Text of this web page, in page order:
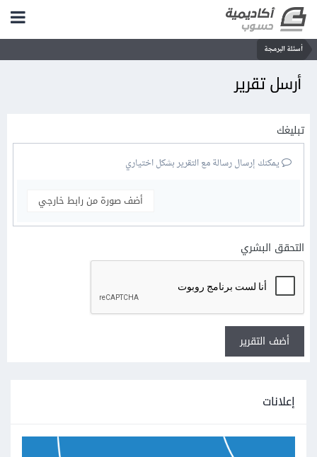
أسئلة البرمجة
أرسل تقرير
تبليغك
يمكنك إرسال رسالة مع التقرير بشكل اختياري
أضف صورة من رابط خارجي
التحقق البشري
أضف التقرير
إعلانات